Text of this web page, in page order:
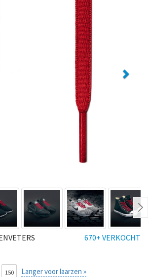
670+ VERKOCHT
150
Langer voor laarzen »